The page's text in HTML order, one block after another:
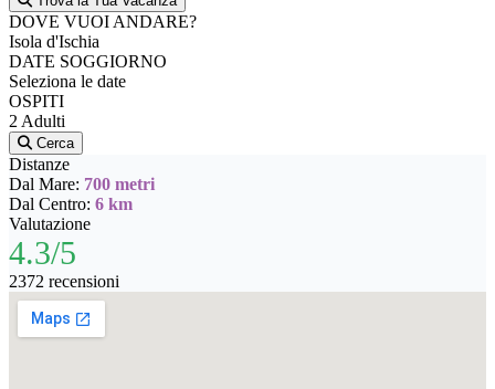
DOVE VUOI ANDARE?
Isola d'Ischia
DATE SOGGIORNO
Seleziona le date
OSPITI
2 Adulti
Cerca
Distanze
Dal Mare: 700 metri
Dal Centro: 6 km
Valutazione
4.3/5
2372 recensioni